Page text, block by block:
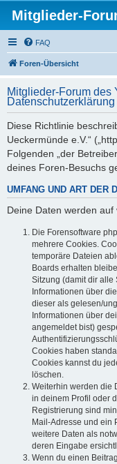
Mitglieder-
FAQ
Foren-Übersicht
Mitglieder-Forum des
Datenschutzerklärung
Diese Richtlinie
Ueckermünde e.V.“
Folgenden „der
deines Foren-Besuchs
UMFANG UND ART DER
Deine Daten werden
Die Forensoftware
mehrere Cookies.
temporäre Dateien
Boards erhalten
Sitzung (damit dir alle
Informationen über
dieser als gelesen/
Informationen über
angemeldet bist)
Cookies haben
Cookies kannst du
löschen.
Weiterhin werden die
in deinem Profil oder
Registrierung sind
Mail-Adresse und ein
weitere Daten als
deren Eingabe
Wenn du einen